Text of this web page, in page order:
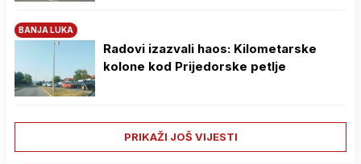
BANJA LUKA
Radovi izazvali haos: Kilometarske
kolone kod Prijedorske petlje
PRIKAŽI JOŠ VIJESTI